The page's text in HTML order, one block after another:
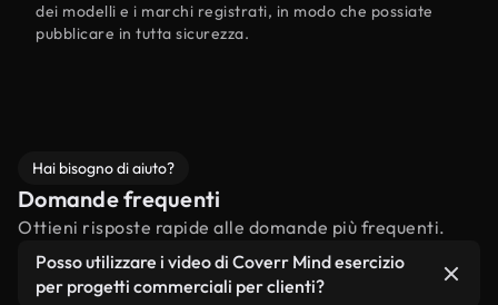
dei modelli e i marchi registrati, in modo che possiate
pubblicare in tutta sicurezza.
Hai bisogno di aiuto?
Domande frequenti
Ottieni risposte rapide alle domande più frequenti.
Posso utilizzare i video di Coverr Mind esercizio
per progetti commerciali per clienti?